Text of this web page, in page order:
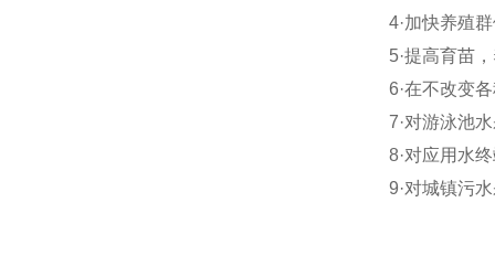
4·加快养殖
5·提高育苗
6·在不改变
7·对游泳池
8·对应用水
9·对城镇污